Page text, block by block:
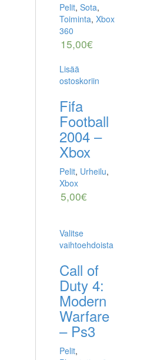
Pelit, Sota,
Toiminta, Xbox
360
15,00€
Lisää
ostoskoriin
Fifa
Football
2004 –
Xbox
Pelit, Urheilu,
Xbox
5,00€
Valitse
vaihtoehdoista
Call of
Duty 4:
Modern
Warfare
– Ps3
Pelit,